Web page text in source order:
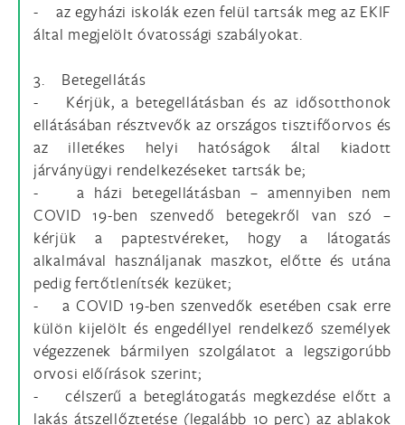
- az egyházi iskolák ezen felül tartsák meg az EKIF
által megjelölt óvatossági szabályokat.
3. Betegellátás
- Kérjük, a betegellátásban és az idősotthonok
ellátásában résztvevők az országos tisztifőorvos és
az illetékes helyi hatóságok által kiadott
járványügyi rendelkezéseket tartsák be;
- a házi betegellátásban – amennyiben nem
COVID 19-ben szenvedő betegekről van szó –
kérjük a paptestvéreket, hogy a látogatás
alkalmával használjanak maszkot, előtte és utána
pedig fertőtlenítsék kezüket;
- a COVID 19-ben szenvedők esetében csak erre
külön kijelölt és engedéllyel rendelkező személyek
végezzenek bármilyen szolgálatot a legszigorúbb
orvosi előírások szerint;
- célszerű a beteglátogatás megkezdése előtt a
lakás átszellőztetése (legalább 10 perc) az ablakok